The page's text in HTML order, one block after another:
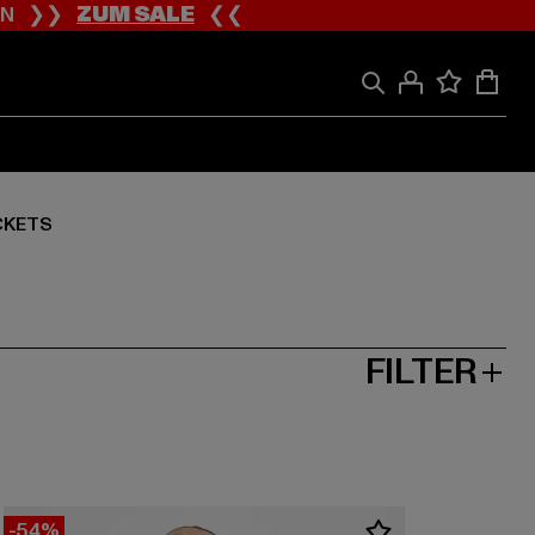
❯❯ZUM SALE❮❮
FILTER